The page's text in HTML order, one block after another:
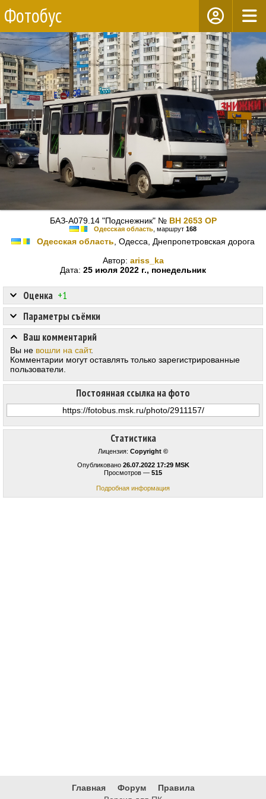
Фотобус
БАЗ-А079.14 "Подснежник" № BH 2653 OP
Одесская область , маршрут 168
Одесская область , Одесса, Днепропетровская дорога
Автор: ariss_ka
Дата: 25 июля 2022 г., понедельник
Статистика
Лицензия: Copyright ©
Опубликовано 26.07.2022 17:29 MSK
Просмотров — 515
Подробная информация
Оценка +1
Постоянная ссылка на фото
Параметры съёмки
Ваш комментарий
Вы не вошли на сайт.
Комментарии могут оставлять только зарегистрированные
пользователи.
Главная Форум
Правила